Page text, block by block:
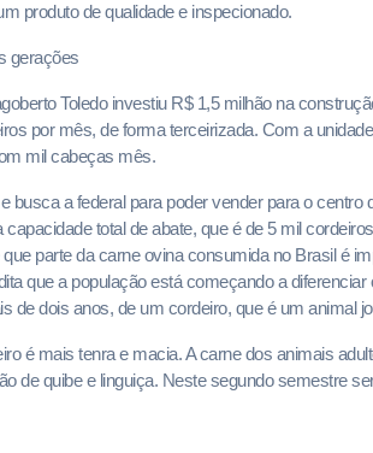
produto de qualidade e inspecionado.
gerações
Toledo investiu R$ 1,5 milhão na
por mês, de forma terceirizada. Com a
mil cabeças mês.
busca a federal para poder vender para o
capacidade total de abate, que é de 5 mil
parte da carne ovina consumida no Brasil é
que a população está começando a
de dois anos, de um cordeiro, que é um animal
é mais tenra e macia. A carne dos animais
de quibe e linguiça. Neste segundo semestre